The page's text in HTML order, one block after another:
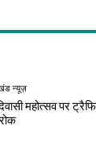
झारखंड न्यूज़